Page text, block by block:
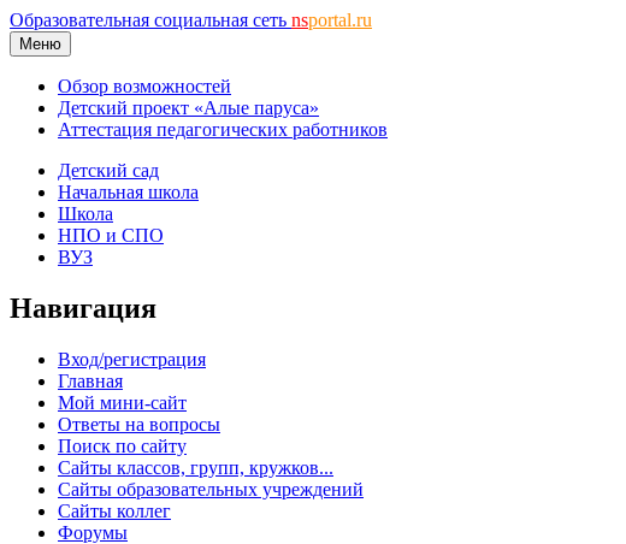
Образовательная социальная сеть nsportal.ru
Меню
Обзор возможностей
Детский проект «Алые паруса»
Аттестация педагогических работников
Детский сад
Начальная школа
Школа
НПО и СПО
ВУЗ
Навигация
Вход/регистрация
Главная
Мой мини-сайт
Ответы на вопросы
Поиск по сайту
Сайты классов, групп, кружков...
Сайты образовательных учреждений
Сайты коллег
Форумы